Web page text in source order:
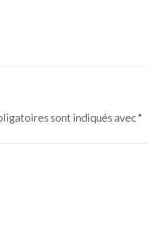
sont indiqués avec*